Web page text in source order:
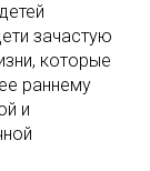
зачастую
которые
раннему
и